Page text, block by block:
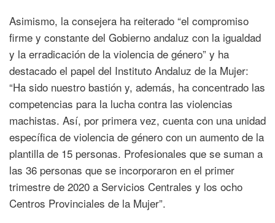
Asimismo, la consejera ha reiterado “el compromiso
firme y constante del Gobierno andaluz con la igualdad
y la erradicación de la violencia de género” y ha
destacado el papel del Instituto Andaluz de la Mujer:
“Ha sido nuestro bastión y, además, ha concentrado las
competencias para la lucha contra las violencias
machistas. Así, por primera vez, cuenta con una unidad
específica de violencia de género con un aumento de la
plantilla de 15 personas. Profesionales que se suman a
las 36 personas que se incorporaron en el primer
trimestre de 2020 a Servicios Centrales y los ocho
Centros Provinciales de la Mujer”.